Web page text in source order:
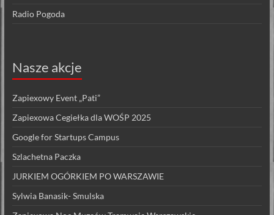
Radio Pogoda
Nasze akcje
Zapiexowy Event „Pati”
Zapiexowa Cegiełka dla WOŚP 2025
Google for Startups Campus
Szlachetna Paczka
JURKIEM OGÓRKIEM PO WARSZAWIE
Sylwia Banasik- Smulska